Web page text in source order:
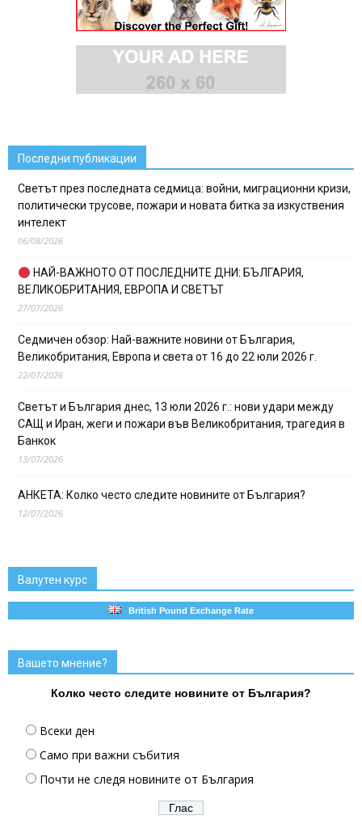
Последни публикации
Светът през последната седмица: войни, миграционни кризи,
политически трусове, пожари и новата битка за изкуствения
интелект
06/08/2026
НАЙ-ВАЖНОТО ОТ ПОСЛЕДНИТЕ ДНИ: БЪЛГАРИЯ,
ВЕЛИКОБРИТАНИЯ, ЕВРОПА И СВЕТЪТ
27/07/2026
Седмичен обзор: Най-важните новини от България,
Великобритания, Европа и света от 16 до 22 юли 2026 г.
22/07/2026
Светът и България днес, 13 юли 2026 г.: нови удари между
САЩ и Иран, жеги и пожари във Великобритания, трагедия в
Банкок
13/07/2026
АНКЕТА: Колко често следите новините от България?
12/07/2026
Валутен курс
British Pound Exchange Rate
Вашето мнение?
Колко често следите новините от България?
Всеки ден
Само при важни събития
Почти не следя новините от България